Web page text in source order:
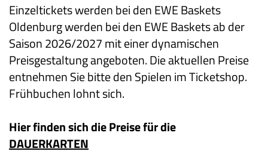
Einzeltickets werden bei den EWE Baskets
Oldenburg werden bei den EWE Baskets ab der
Saison 2026/2027 mit einer dynamischen
Preisgestaltung angeboten. Die aktuellen Preise
entnehmen Sie bitte den Spielen im Ticketshop.
Frühbuchen lohnt sich.
Hier finden sich die Preise für die
DAUERKARTEN